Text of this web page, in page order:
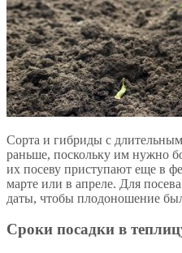
Сорта и гибриды с
раньше, поскольку им нужно
их посеву приступают еще в
марте или в апреле. Для
даты, чтобы плодоношение
Сроки посадки в